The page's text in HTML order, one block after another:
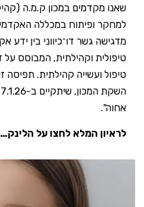
שאנו מקדמים במכון ק.מ.ה
למחקר ופיתוח במכללה
מדגישה גשר דו־כיווני בין ידע
טיפולית וקהילתית, המבוסס
טיפול ועשייה קהילתית. תפיסה
אחוה".
לראיון המלא לחצו על הלינק…